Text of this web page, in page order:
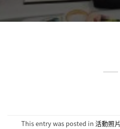
This entry was posted in 活動照片